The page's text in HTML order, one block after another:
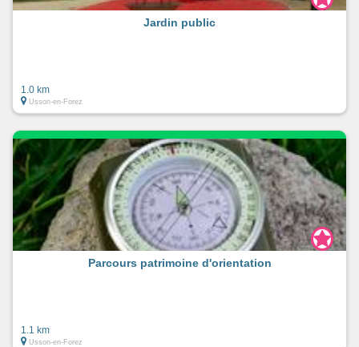
Jardin public
1.0 km
Usson-en-Forez
Parcours patrimoine d'orientation
1.1 km
Usson-en-Forez